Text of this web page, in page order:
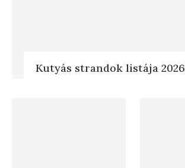
Kutyás strandok listája 2026